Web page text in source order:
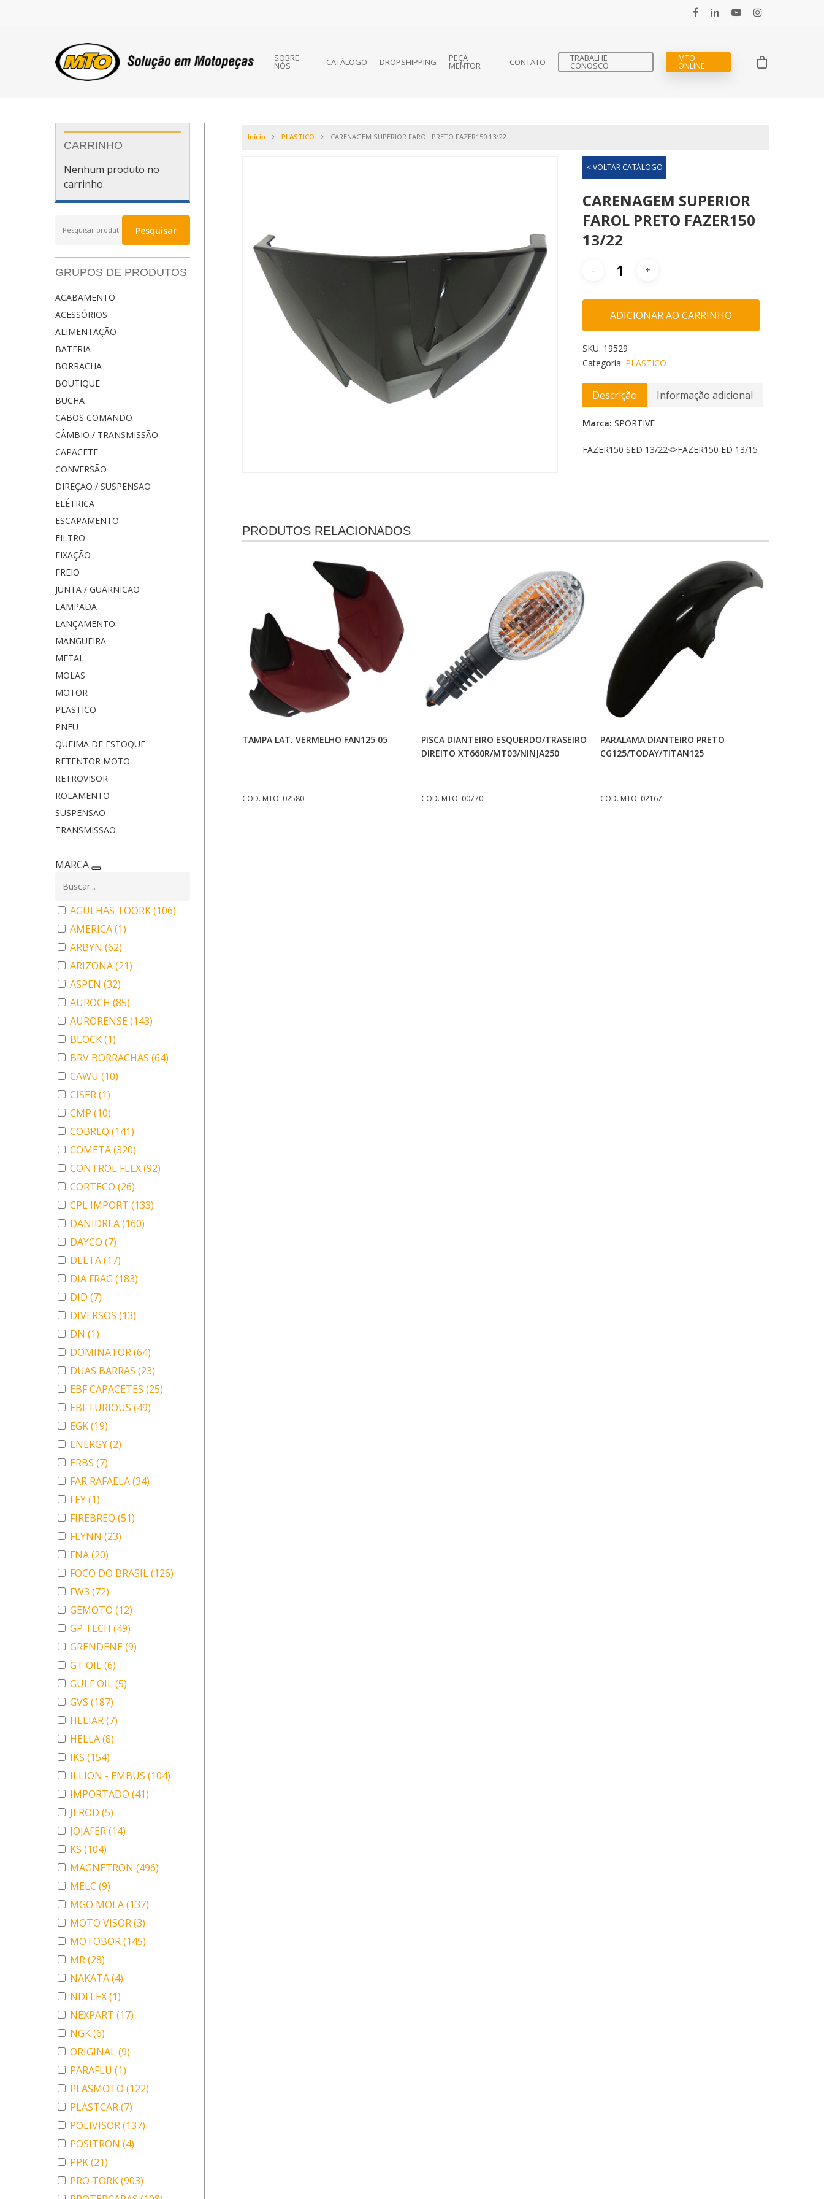
SOBRE
NÓS CATÁLOGO DROPSHIPPING PEÇA
MENTOR CONTATO TRABALHE
CONOSCO
MTO
ONLINE
CARRINHO
Nenhum produto no
carrinho.
por:
Pesquisar
GRUPOS DE PRODUTOS
ACABAMENTO
ACESSÓRIOS
ALIMENTAÇÃO
BATERIA
BORRACHA
BOUTIQUE
BUCHA
CABOS COMANDO
CÂMBIO / TRANSMISSÃO
CAPACETE
CONVERSÃO
DIREÇÃO / SUSPENSÃO
ELÉTRICA
ESCAPAMENTO
FILTRO
FIXAÇÃO
FREIO
JUNTA / GUARNICAO
LAMPADA
LANÇAMENTO
MANGUEIRA
METAL
MOLAS
MOTOR
PLASTICO
PNEU
QUEIMA DE ESTOQUE
RETENTOR MOTO
RETROVISOR
ROLAMENTO
SUSPENSAO
TRANSMISSAO
MARCA
AGULHAS TOORK(106)
AMERICA(1)
ARBYN (62)
ARIZONA(21)
ASPEN (32)
AUROCH (85)
AURORENSE(143)
BLOCK(1)
BRV BORRACHAS (64)
CAWU (10)
CISER(1)
CMP (10)
COBREQ (141)
COMETA(320)
CONTROL FLEX(92)
CORTECO (26)
CPL IMPORT (133)
DANIDREA(160)
DAYCO (7)
DELTA(17)
DIA FRAG (183)
DID (7)
DIVERSOS (13)
DN (1)
DOMINATOR(64)
DUAS BARRAS (23)
EBF CAPACETES (25)
EBF FURIOUS (49)
EGK(19)
ENERGY(2)
ERBS (7)
FAR RAFAELA(34)
FEY(1)
FIREBREQ (51)
FLYNN (23)
FNA(20)
FOCO DO BRASIL(126)
FW3 (72)
GEMOTO (12)
GP TECH (49)
GRENDENE(9)
GT OIL(6)
GULF OIL(5)
GVS (187)
HELIAR(7)
HELLA(8)
IKS (154)
ILLION - EMBUS (104)
IMPORTADO (41)
JEROD (5)
JOJAFER(14)
KS (104)
MAGNETRON (496)
MELC (9)
MGO MOLA(137)
MOTO VISOR(3)
MOTOBOR(145)
MR(28)
NAKATA(4)
NDFLEX(1)
NEXPART (17)
NGK(6)
ORIGINAL(9)
PARAFLU (1)
PLASMOTO (122)
PLASTCAR(7)
POLIVISOR(137)
POSITRON (4)
PPK(21)
PRO TORK(903)
Início PLASTICO CARENAGEM SUPERIOR FAROL PRETO FAZER150 13/22
< VOLTAR CATÁLOGO
CARENAGEM SUPERIOR
FAROL PRETO FAZER150
13/22
ADICIONAR AO CARRINHO
SKU: 19529
Categoria: PLASTICO
Descrição Informação adicional
Marca: SPORTIVE
FAZER150 SED 13/22<>FAZER150 ED 13/15
PRODUTOS RELACIONADOS
Adicionar Ao Carrinho
TAMPA LAT. VERMELHO FAN125 05
COD. MTO: 02580
Adicionar Ao Carrinho
PISCA DIANTEIRO ESQUERDO/TRASEIRO
DIREITO XT660R/MT03/NINJA250
COD. MTO: 00770
Adicionar Ao Carrinho
PARALAMA DIANTEIRO PRETO
CG125/TODAY/TITAN125
COD. MTO: 02167